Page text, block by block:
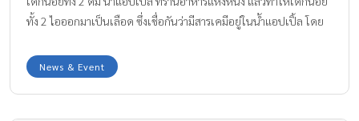
ทั้ง 2 ไอออกมาเป็นเลือด ซึ่งเชื่อกันว่ามีสารเคมีอยู่ในน้ำแอปเปิ้ล โดย
News & Event